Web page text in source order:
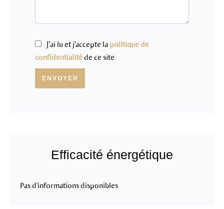
J’ai lu et j'accepte la politique de
confidentialitéde ce site
ENVOYER
Efficacité énergétique
Pas d'informations disponibles